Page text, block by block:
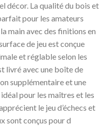
décor. La qualité du bois et
pour les amateurs
main avec des finitions en
de jeu est conçue
et réglable selon les
livré avec une boîte de
supplémentaire et une
pour les maîtres et les
le jeu d’échecs et
sont conçus pour d